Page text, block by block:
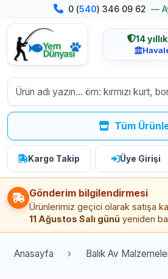
0 (540) 346 09 62 —
14
Tüm
Kargo Takip Üye Girişi
Gönderim bilgilendirmesi
Ürünlerimiz geçici olarak satışa
11 Ağustos Salı günü yeniden
Anasayfa Balık Av